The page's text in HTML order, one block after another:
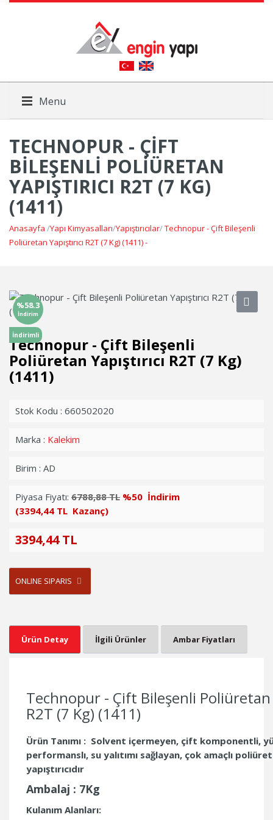
Menu
TECHNOPUR - ÇIFT
BILEŞENLI POLIÜRETAN
YAPIŞTIRICI R2T (7 KG)
(1411)
Anasayfa /Yapı Kimyasalları/Yapıştırıcılar/Technopur - Çift Bileşenli
Poliüretan Yapıştırıcı R2T (7 Kg) (1411) -
%58.3
İndirim
İndirimli
Technopur - Çift Bileşenli
Poliüretan Yapıştırıcı R2T (7 Kg)
(1411)
Stok Kodu : 660502020
Marka : Kalekim
Birim : AD
Piyasa Fiyatı: 6788,88 TL %50 İndirim
(3394,44 TL Kazanç)
3394,44 TL
ONLINE SIPARIS
Ürün Detay İlgili Ürünler Ambar Fiyatları
Technopur - Çift Bileşenli Poliüretan
R2T (7 Kg) (1411)
Ürün Tanımı : Solvent içermeyen, çift komponentli,
performanslı, su yalıtımı sağlayan, çok amaçlı
yapıştırıcıdır
Ambalaj : 7Kg
Kulanım Alanları: